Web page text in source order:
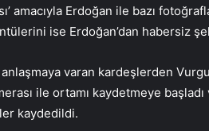
amacıyla Erdoğan ile bazı
ise Erdoğan’dan habersiz
anlaşmaya varan kardeşlerden
ile ortamı kaydetmeye
kaydedildi.